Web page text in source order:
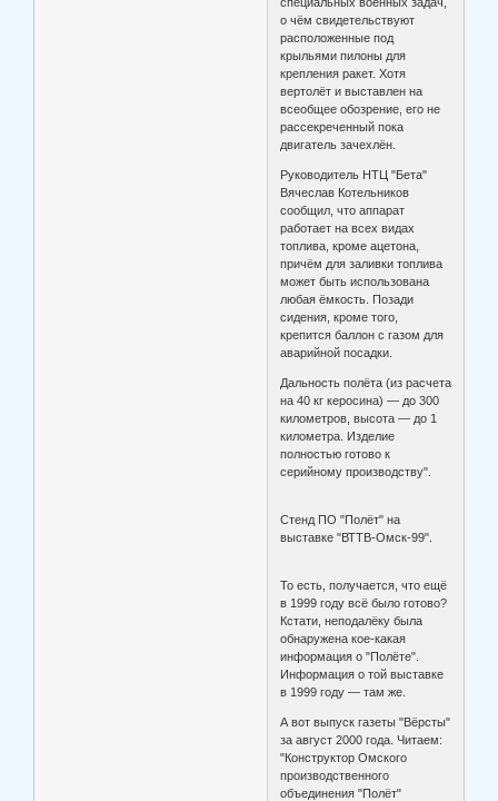
о чём свидетельствуют
расположенные под
крыльями пилоны для
крепления ракет. Хотя
вертолёт и выставлен на
всеобщее обозрение, его не
рассекреченный пока
двигатель зачехлён.
Руководитель НТЦ "Бета"
Вячеслав Котельников
сообщил, что аппарат
работает на всех видах
топлива, кроме ацетона,
причём для заливки топлива
может быть использована
любая ёмкость. Позади
сидения, кроме того,
крепится баллон с газом для
аварийной посадки.
Дальность полёта (из расчета
на 40 кг керосина) — до 300
километров, высота — до 1
километра. Изделие
полностью готово к
серийному производству".
Стенд ПО "Полёт" на
выставке "ВТТВ-Омск-99".
То есть, получается, что ещё
в 1999 году всё было готово?
Кстати, неподалёку была
обнаружена кое-какая
информация о "Полёте".
Информация о той выставке
в 1999 году — там же.
А вот выпуск газеты "Вёрсты"
за август 2000 года. Читаем:
"Конструктор Омского
производственного
объединения "Полёт"